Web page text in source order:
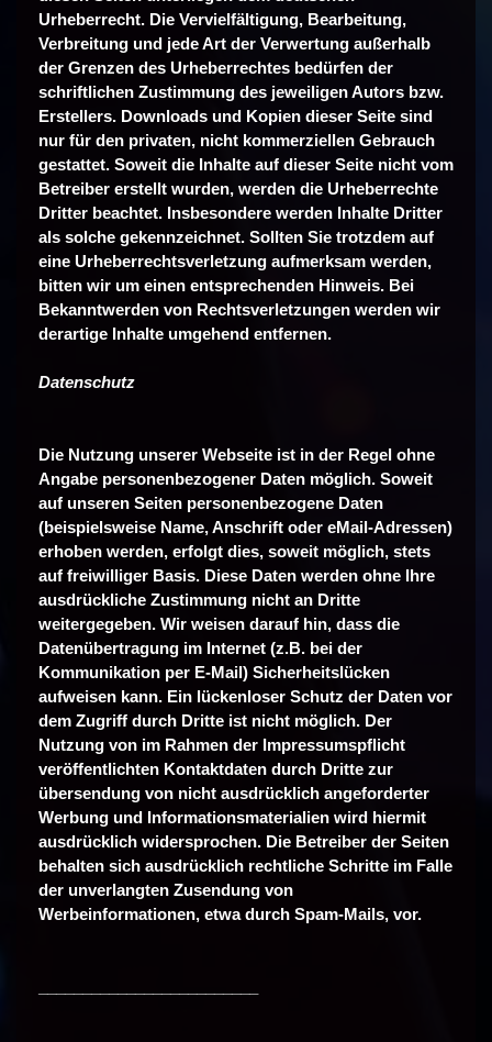
Urheberrecht. Die Vervielfältigung, Bearbeitung,
Verbreitung und jede Art der Verwertung außerhalb
der Grenzen des Urheberrechtes bedürfen der
schriftlichen Zustimmung des jeweiligen Autors bzw.
Erstellers. Downloads und Kopien dieser Seite sind
nur für den privaten, nicht kommerziellen Gebrauch
gestattet. Soweit die Inhalte auf dieser Seite nicht vom
Betreiber erstellt wurden, werden die Urheberrechte
Dritter beachtet. Insbesondere werden Inhalte Dritter
als solche gekennzeichnet. Sollten Sie trotzdem auf
eine Urheberrechtsverletzung aufmerksam werden,
bitten wir um einen entsprechenden Hinweis. Bei
Bekanntwerden von Rechtsverletzungen werden wir
derartige Inhalte umgehend entfernen.
Datenschutz
Die Nutzung unserer Webseite ist in der Regel ohne
Angabe personenbezogener Daten möglich. Soweit
auf unseren Seiten personenbezogene Daten
(beispielsweise Name, Anschrift oder eMail-Adressen)
erhoben werden, erfolgt dies, soweit möglich, stets
auf freiwilliger Basis. Diese Daten werden ohne Ihre
ausdrückliche Zustimmung nicht an Dritte
weitergegeben. Wir weisen darauf hin, dass die
Datenübertragung im Internet (z.B. bei der
Kommunikation per E-Mail) Sicherheitslücken
aufweisen kann. Ein lückenloser Schutz der Daten vor
dem Zugriff durch Dritte ist nicht möglich. Der
Nutzung von im Rahmen der Impressumspflicht
veröffentlichten Kontaktdaten durch Dritte zur
übersendung von nicht ausdrücklich angeforderter
Werbung und Informationsmaterialien wird hiermit
ausdrücklich widersprochen. Die Betreiber der Seiten
behalten sich ausdrücklich rechtliche Schritte im Falle
der unverlangten Zusendung von
Werbeinformationen, etwa durch Spam-Mails, vor.